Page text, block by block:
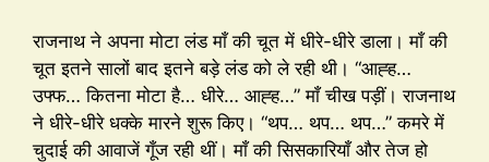
राजनाथ ने अपना मोटा लंड माँ की चूत में धीरे-धीरे डाला। माँ की
चूत इतने सालों बाद इतने बड़े लंड को ले रही थी। “आह्ह…
उफ्फ… कितना मोटा है… धीरे… आह्ह…” माँ चीख पड़ीं। राजनाथ
ने धीरे-धीरे धक्के मारने शुरू किए। “थप… थप… थप…” कमरे में
चुदाई की आवाजें गूँज रही थीं। माँ की सिसकारियाँ और तेज हो